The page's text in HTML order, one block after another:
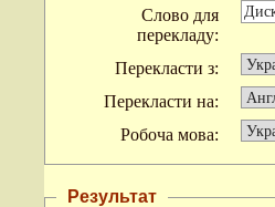
Слово для
перекладу:
Перекласти з:
Перекласти на:
Робоча мова:
Результат